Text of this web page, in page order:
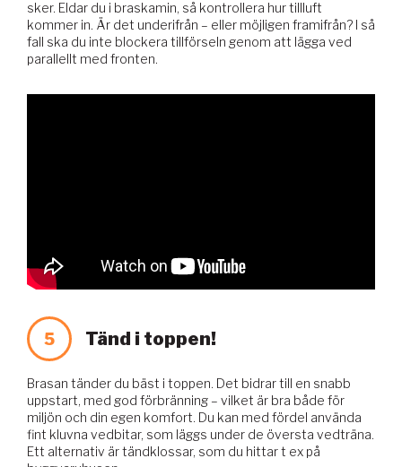
sker. Eldar du i braskamin, så kontrollera hur tillluft
kommer in. Är det underifrån – eller möjligen framifrån? I så
fall ska du inte blockera tillförseln genom att lägga ved
parallellt med fronten.
5 Tänd i toppen!
Brasan tänder du bäst i toppen. Det bidrar till en snabb
uppstart, med god förbränning – vilket är bra både för
miljön och din egen komfort. Du kan med fördel använda
fint kluvna vedbitar, som läggs under de översta vedträna.
Ett alternativ är tändklossar, som du hittar t ex på